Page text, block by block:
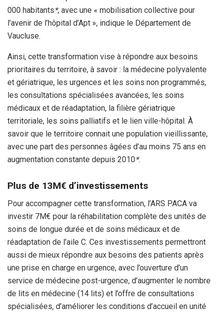
000 habitants*, avec une « mobilisation collective pour
l’avenir de l’hôpital d’Apt », indique le Département de
Vaucluse.
Ainsi, cette transformation vise à répondre aux besoins
prioritaires du territoire, à savoir : la médecine polyvalente
et gériatrique, les urgences et les soins non programmés,
les consultations spécialisées avancées, les soins
médicaux et de réadaptation, la filière gériatrique
territoriale, les soins palliatifs et le lien ville-hôpital. À
savoir que le territoire connait une population vieillissante,
avec une part des personnes âgées d’au moins 75 ans en
augmentation constante depuis 2010*.
Plus de 13M€ d’investissements
Pour accompagner cette transformation, l’ARS PACA va
investir 7M€ pour la réhabilitation complète des unités de
soins de longue durée et de soins médicaux et de
réadaptation de l’aile C. Ces investissements permettront
aussi de mieux répondre aux besoins des patients après
une prise en charge en urgence, avec l’ouverture d’un
service de médecine post-urgence, d’augmenter le nombre
de lits en médecine (14 lits) et l’offre de consultations
spécialisées, d’améliorer les conditions d’accueil en unité